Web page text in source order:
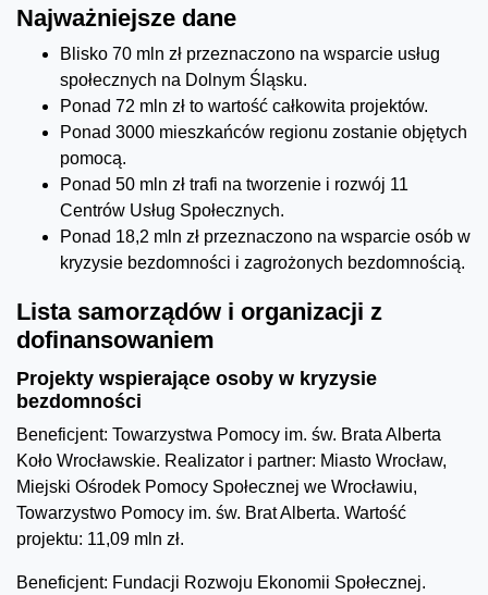
Najważniejsze dane
Blisko 70 mln zł przeznaczono na wsparcie usług
społecznych na Dolnym Śląsku.
Ponad 72 mln zł to wartość całkowita projektów.
Ponad 3000 mieszkańców regionu zostanie objętych
pomocą.
Ponad 50 mln zł trafi na tworzenie i rozwój 11
Centrów Usług Społecznych.
Ponad 18,2 mln zł przeznaczono na wsparcie osób w
kryzysie bezdomności i zagrożonych bezdomnością.
Lista samorządów i organizacji z
dofinansowaniem
Projekty wspierające osoby w kryzysie
bezdomności
Beneficjent: Towarzystwa Pomocy im. św. Brata Alberta
Koło Wrocławskie. Realizator i partner: Miasto Wrocław,
Miejski Ośrodek Pomocy Społecznej we Wrocławiu,
Towarzystwo Pomocy im. św. Brat Alberta. Wartość
projektu: 11,09 mln zł.
Beneficjent: Fundacji Rozwoju Ekonomii Społecznej.